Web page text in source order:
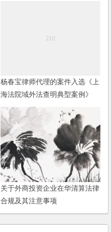
杨春宝律师代理的案件入选《上
海法院域外法查明典型案例》
关于外商投资企业在华清算法律
合规及其注意事项